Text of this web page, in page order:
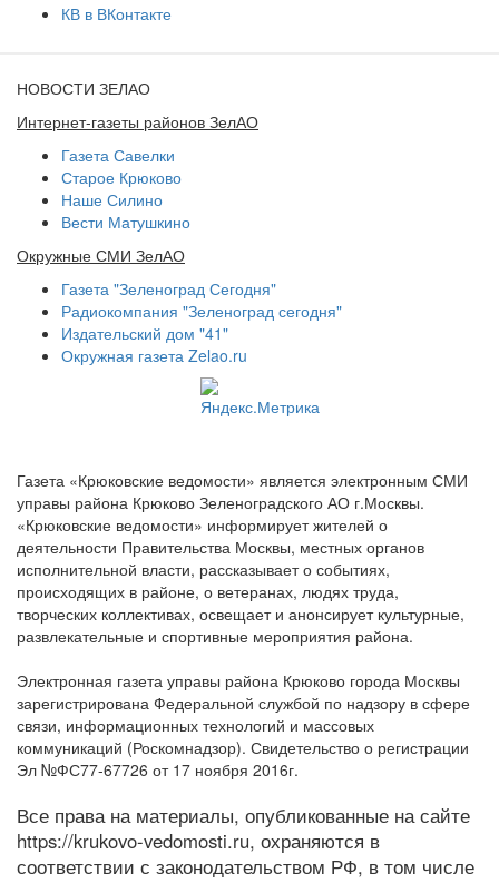
КВ в ВКонтакте
НОВОСТИ ЗЕЛАО
Интернет-газеты районов ЗелАО
Газета Савелки
Старое Крюково
Наше Силино
Вести Матушкино
Окружные СМИ ЗелАО
Газета "Зеленоград Сегодня"
Радиокомпания "Зеленоград сегодня"
Издательский дом "41"
Окружная газета Zelao.ru
Газета «Крюковские ведомости» является электронным СМИ
управы района Крюково Зеленоградского АО г.Москвы.
«Крюковские ведомости» информирует жителей о
деятельности Правительства Москвы, местных органов
исполнительной власти, рассказывает о событиях,
происходящих в районе, о ветеранах, людях труда,
творческих коллективах, освещает и анонсирует культурные,
развлекательные и спортивные мероприятия района.
Электронная газета управы района Крюково города Москвы
зарегистрирована Федеральной службой по надзору в сфере
связи, информационных технологий и массовых
коммуникаций (Роскомнадзор). Свидетельство о регистрации
Эл №ФС77-67726 от 17 ноября 2016г.
Все права на материалы, опубликованные на сайте
https://krukovo-vedomosti.ru, охраняются в
соответствии с законодательством РФ, в том числе